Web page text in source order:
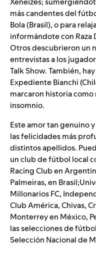
más candentes del
Bola(Brasil), o para
informándote con
Otros descubrieron un
entrevistas a los
Talk Show. También,
Expediente Bianchi
marcaron historia
insomnio.
Este amor tan genuino
las felicidades más
distintos apellidos.
un club de fútbol local
Racing Cluben
Palmeiras, en Brasil;
Millonarios FC,
Club América,Chivas,
Monterreyen México,
las selecciones de
Selección Nacional de